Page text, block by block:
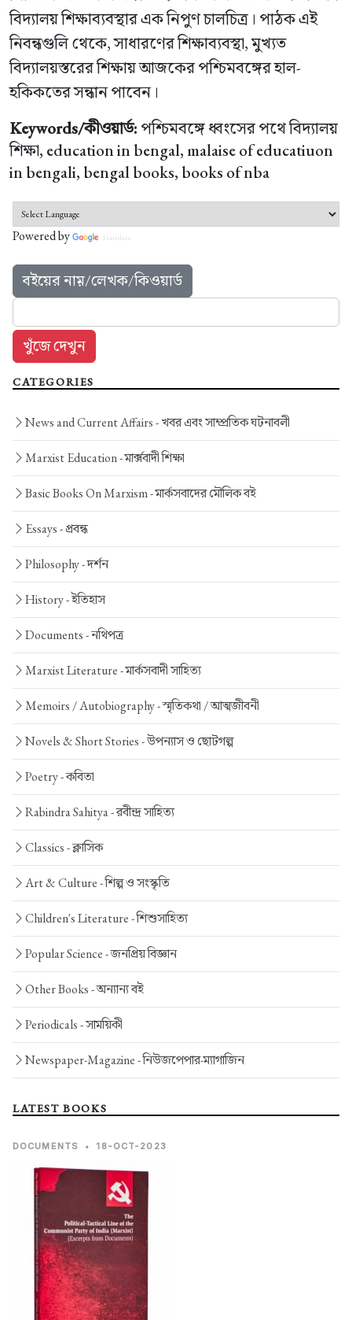
বিদ্যালয় শিক্ষাব্যবস্থার এক নিপুণ চালচিত্র। পাঠক এই
নিবন্ধগুলি থেকে, সাধারণের শিক্ষাব্যবস্থা, মুখ্যত
বিদ্যালয়স্তরের শিক্ষায় আজকের পশ্চিমবঙ্গের হাল-
হকিকতের সন্ধান পাবেন।
Keywords/কীওয়ার্ড: পশ্চিমবঙ্গে ধ্বংসের পথে বিদ্যালয়
শিক্ষা, education in bengal, malaise of educatiuon
in bengali, bengal books, books of nba
Powered by Translate
বইয়ের নাম়/লেখক/কিওয়ার্ড
CATEGORIES
News and Current Affairs -খবর এবং সাম্প্রতিক ঘটনাবলী
Marxist Education -মার্ক্সবাদী শিক্ষা
Basic Books On Marxism -মার্কসবাদের মৌলিক বই
Essays -প্রবন্ধ
Philosophy -দর্শন
History -ইতিহাস
Documents -নথিপত্র
Marxist Literature -মার্কসবাদী সাহিত্য
Memoirs / Autobiography -স্মৃতিকথা / আত্মজীবনী
Novels & Short Stories -উপন্যাস ও ছোটগল্প
Poetry -কবিতা
Rabindra Sahitya -রবীন্দ্র সাহিত্য
Classics -ক্লাসিক
Art & Culture -শিল্প ও সংস্কৃতি
Children's Literature -শিশুসাহিত্য
Popular Science -জনপ্রিয় বিজ্ঞান
Other Books -অন্যান্য বই
Periodicals -সাময়িকী
Newspaper-Magazine -নিউজপেপার-ম্যাগাজিন
LATEST BOOKS
DOCUMENTS • 18-OCT-2023